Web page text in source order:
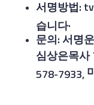
서명방법:
습니다.
문의: 서명
심상은목사
578-7933,